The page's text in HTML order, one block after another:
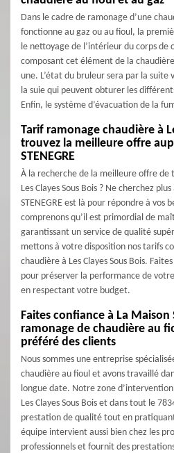
Dans le cadre de ramonage d’une
fonctionne au gaz ou au fioul, la
le nettoyage de l’intérieur du corps de
composant cet élément de la
une. L’état du bruleur sera par la suite
la suie qui peuvent obturer les
Enfin, le système d’évacuation de la
Tarif ramonage chaudière à
trouvez la meilleure offre
STENEGRE
À la recherche de la meilleure offre de
Les Clayes Sous Bois ? Ne cherchez
STENEGRE est là pour répondre à vos
comprenons qu’il est primordial de
garantissant un service de qualité
mettons à votre disposition nos tarifs
chaudière à Les Clayes Sous Bois.
pour préserver la performance de
en respectant votre budget.
Faites confiance à La Maison
ramonage de chaudière au
préféré des clients
Nous sommes une entreprise
chaudière au fioul et avons travaillé
longue date. Notre zone
Les Clayes Sous Bois et dans tout le
prestation de qualité tout en
équipe intervient aussi bien chez les
professionnels et fournit des